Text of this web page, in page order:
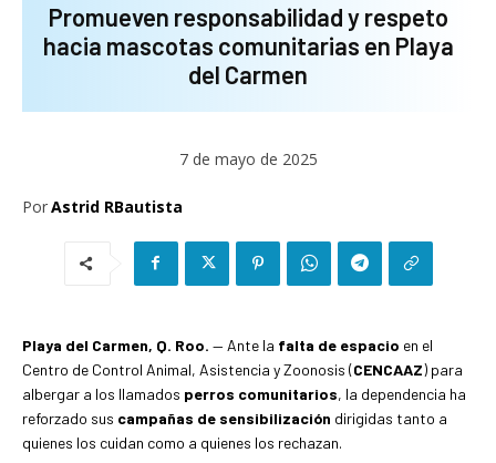
Promueven responsabilidad y respeto
hacia mascotas comunitarias en Playa
del Carmen
7 de mayo de 2025
PorAstrid RBautista
Playa del Carmen, Q. Roo. — Ante la falta de espacio en el
Centro de Control Animal, Asistencia y Zoonosis (CENCAAZ) para
albergar a los llamados perros comunitarios, la dependencia ha
reforzado sus campañas de sensibilización dirigidas tanto a
quienes los cuidan como a quienes los rechazan.